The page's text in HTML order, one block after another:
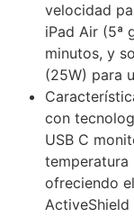
velocidad
iPad Air (5ª
minutos, y
(25W) para
con
USB C
temperatura
ofreciendo
ActiveShield